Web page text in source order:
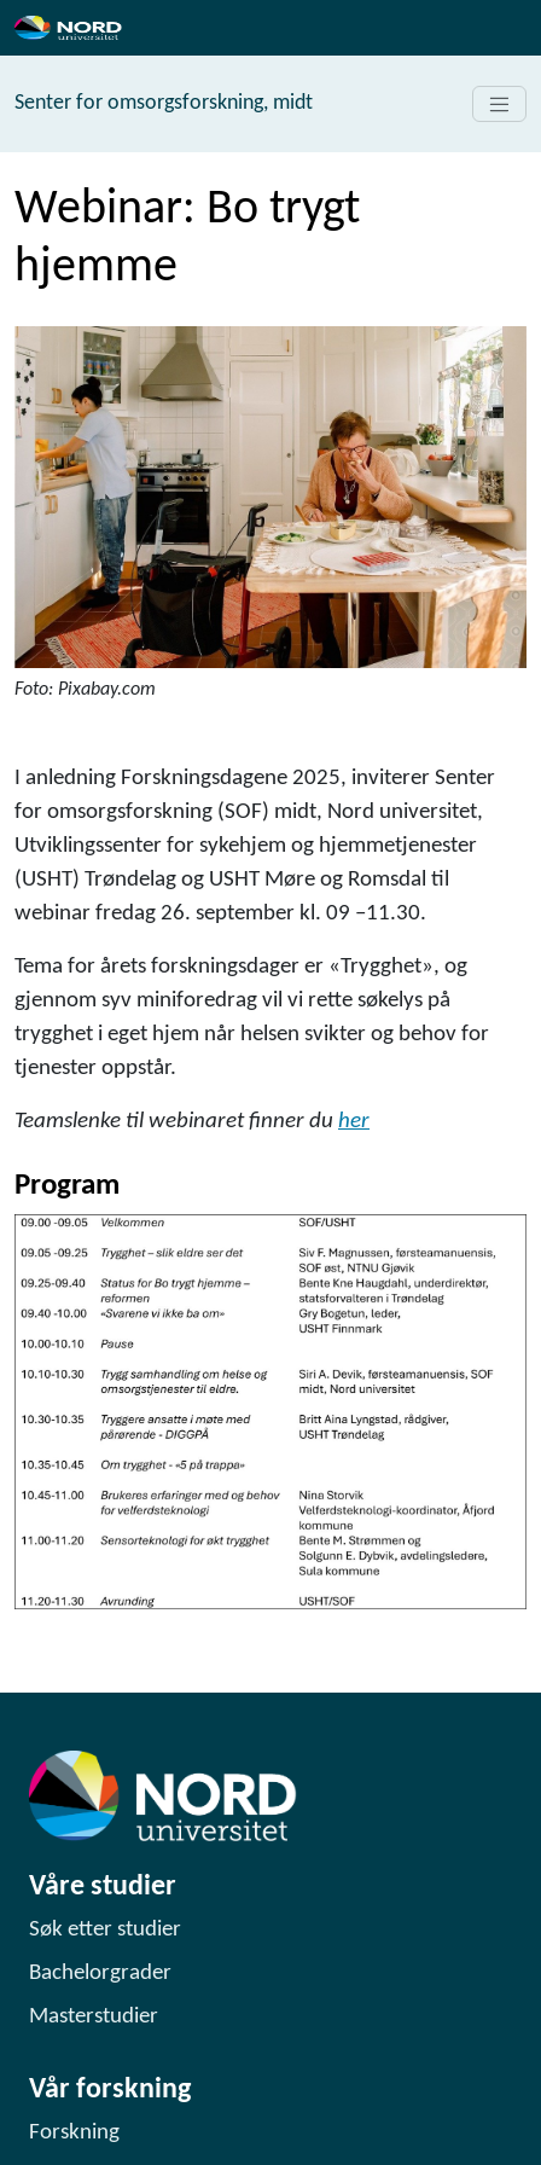
Senter for omsorgsforskning, midt
Webinar: Bo trygt
hjemme
Foto: Pixabay.com
I anledning Forskningsdagene 2025, inviterer Senter
for omsorgsforskning (SOF) midt, Nord universitet,
Utviklingssenter for sykehjem og hjemmetjenester
(USHT) Trøndelag og USHT Møre og Romsdal til
webinar fredag 26. september kl. 09 –11.30.
Tema for årets forskningsdager er «Trygghet», og
gjennom syv miniforedrag vil vi rette søkelys på
trygghet i eget hjem når helsen svikter og behov for
tjenester oppstår.
Teamslenke til webinaret finner du her
Program
Våre studier
Søk etter studier
Bachelorgrader
Masterstudier
Vår forskning
Forskning